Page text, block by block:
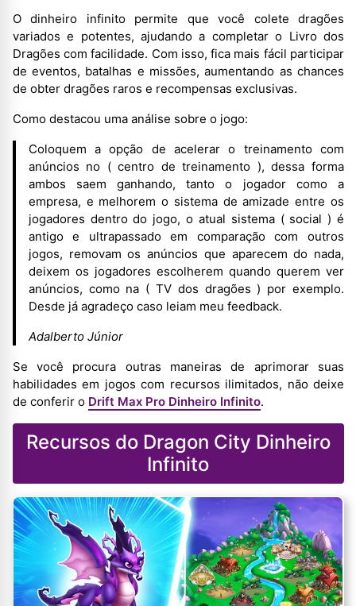
O dinheiro infinito permite que você colete dragões
variados e potentes, ajudando a completar o Livro dos
Dragões com facilidade. Com isso, fica mais fácil participar
de eventos, batalhas e missões, aumentando as chances
de obter dragões raros e recompensas exclusivas.
Como destacou uma análise sobre o jogo:
Coloquem a opção de acelerar o treinamento com
anúncios no ( centro de treinamento ), dessa forma
ambos saem ganhando, tanto o jogador como a
empresa, e melhorem o sistema de amizade entre os
jogadores dentro do jogo, o atual sistema ( social ) é
antigo e ultrapassado em comparação com outros
jogos, removam os anúncios que aparecem do nada,
deixem os jogadores escolherem quando querem ver
anúncios, como na ( TV dos dragões ) por exemplo.
Desde já agradeço caso leiam meu feedback.
Adalberto Júnior
Se você procura outras maneiras de aprimorar suas
habilidades em jogos com recursos ilimitados, não deixe
de conferir o Drift Max Pro Dinheiro Infinito.
Recursos do Dragon City Dinheiro
Infinito